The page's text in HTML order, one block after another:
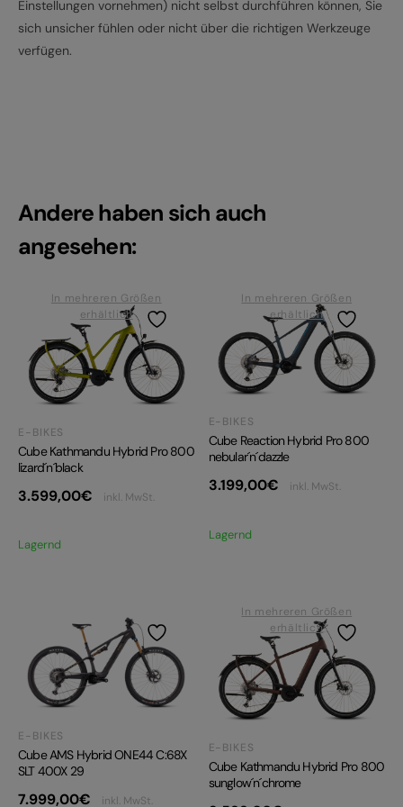
Einstellungen vornehmen) nicht selbst durchführen können, Sie
sich unsicher fühlen oder nicht über die richtigen Werkzeuge
verfügen.
Andere haben sich auch
angesehen:
In mehreren Größen
erhältlich
E-BIKES
Cube Kathmandu Hybrid Pro 800
lizard´n´black
3.599,00€ inkl. MwSt.
Lagernd
In mehreren Größen
erhältlich
E-BIKES
Cube Reaction Hybrid Pro 800
nebular´n´dazzle
3.199,00€ inkl. MwSt.
Lagernd
E-BIKES
Cube AMS Hybrid ONE44 C:68X
SLT 400X 29
7.999,00€ inkl. MwSt.
In mehreren Größen
erhältlich
E-BIKES
Cube Kathmandu Hybrid Pro 800
sunglow´n´chrome